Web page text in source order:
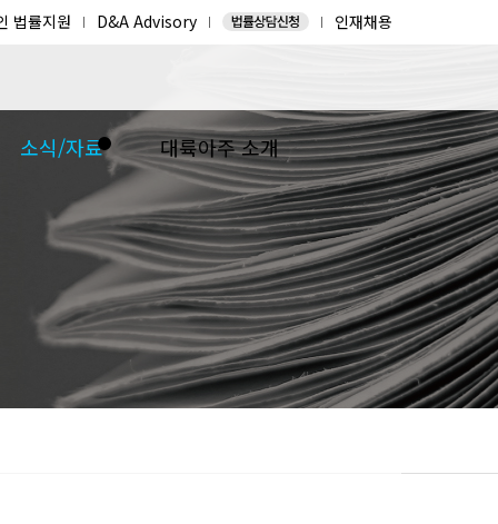
법률지원 D&A Advisory 인재채용
소식/자료 대륙아주 소개